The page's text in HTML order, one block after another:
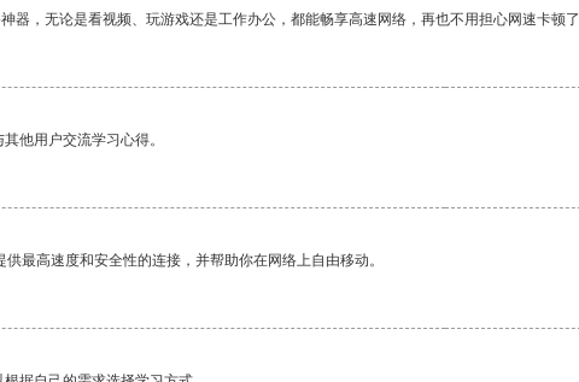
器，无论是看视频、玩游戏还是工作办公，都能畅享高速网络，再也不用担心网速卡
他用户交流学习心得。
最高速度和安全性的连接，并帮助你在网络上自由移动。